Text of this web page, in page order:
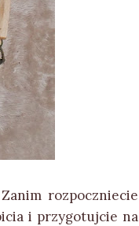
rozpoczniecie
i przygotujcie na